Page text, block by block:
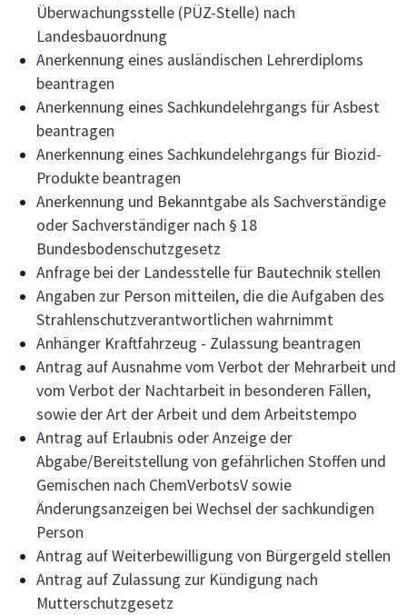
Überwachungsstelle (PÜZ-Stelle) nach
Landesbauordnung
Anerkennung eines ausländischen Lehrerdiploms
beantragen
Anerkennung eines Sachkundelehrgangs für Asbest
beantragen
Anerkennung eines Sachkundelehrgangs für Biozid-
Produkte beantragen
Anerkennung und Bekanntgabe als Sachverständige
oder Sachverständiger nach § 18
Bundesbodenschutzgesetz
Anfrage bei der Landesstelle für Bautechnik stellen
Angaben zur Person mitteilen, die die Aufgaben des
Strahlenschutzverantwortlichen wahrnimmt
Anhänger Kraftfahrzeug - Zulassung beantragen
Antrag auf Ausnahme vom Verbot der Mehrarbeit und
vom Verbot der Nachtarbeit in besonderen Fällen,
sowie der Art der Arbeit und dem Arbeitstempo
Antrag auf Erlaubnis oder Anzeige der
Abgabe/Bereitstellung von gefährlichen Stoffen und
Gemischen nach ChemVerbotsV sowie
Änderungsanzeigen bei Wechsel der sachkundigen
Person
Antrag auf Weiterbewilligung von Bürgergeld stellen
Antrag auf Zulassung zur Kündigung nach
Mutterschutzgesetz